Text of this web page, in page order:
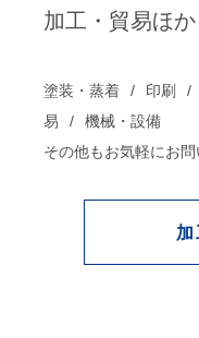
加工・貿易ほか
塗装・蒸着 印刷
易
機械・設備
その他もお気軽にお問